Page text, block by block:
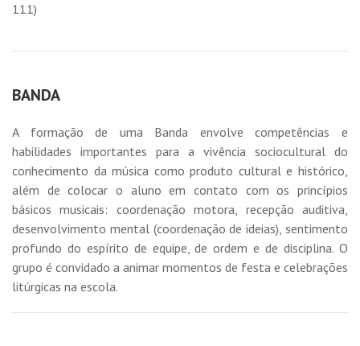
111)
BANDA
A formação de uma Banda envolve competências e
habilidades importantes para a vivência sociocultural do
conhecimento da música como produto cultural e histórico,
além de colocar o aluno em contato com os princípios
básicos musicais: coordenação motora, recepção auditiva,
desenvolvimento mental (coordenação de ideias), sentimento
profundo do espírito de equipe, de ordem e de disciplina. O
grupo é convidado a animar momentos de festa e celebrações
litúrgicas na escola.